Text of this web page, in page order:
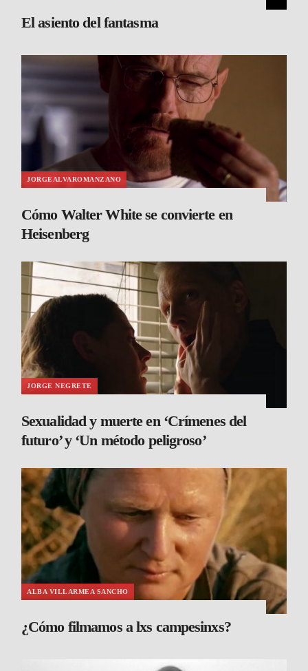
El asiento del fantasma
JORGEALVAROMANZANO
Cómo Walter White se convierte en
Heisenberg
JORGE NEGRETE
Sexualidad y muerte en ‘Crímenes del
futuro’ y ‘Un método peligroso’
ALBA VILLARMEA SANCHO
¿Cómo filmamos a lxs campesinxs?